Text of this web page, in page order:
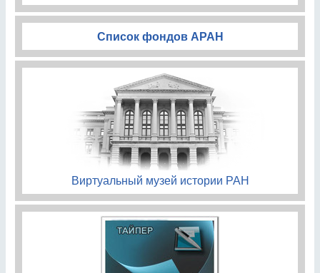
Список фондов АРАН
Виртуальный музей истории РАН